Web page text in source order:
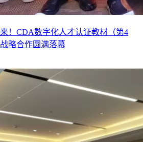
！CDA数字化人才认证教材（第4
略合作圆满落幕